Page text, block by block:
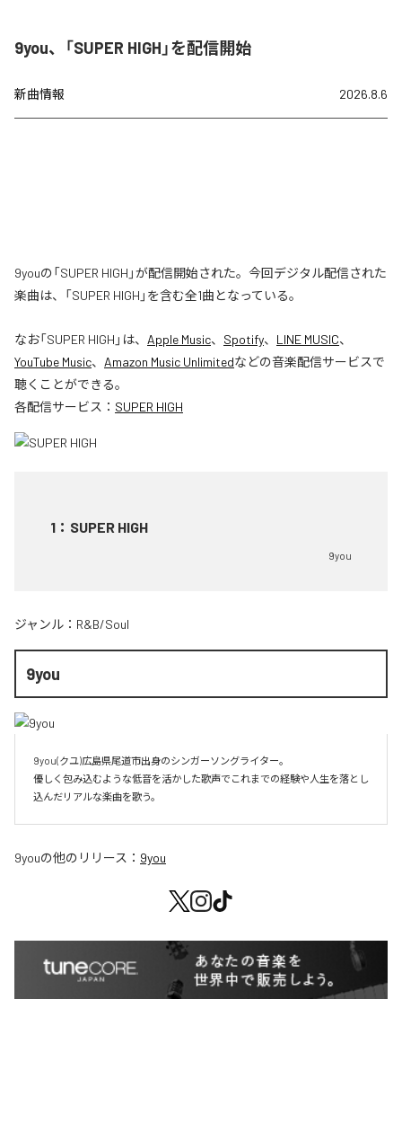
9you、「SUPER HIGH」を配信開始
新曲情報 2026.8.6
9youの「SUPER HIGH」が配信開始された。今回デジタル配信された
楽曲は、「SUPER HIGH」を含む全1曲となっている。
なお「SUPER HIGH 」は、 Apple Music、 Spotify、 LINE MUSIC、
YouTube Music、 Amazon Music Unlimitedなどの音楽配信サービスで
聴くことができる。
各配信サービス： SUPER HIGH
1 ： SUPER HIGH
9you
ジャンル： R&B/Soul
9you
9you(クユ)広島県尾道市出身のシンガーソングライター。
優しく包み込むような低音を活かした歌声でこれまでの経験や人生を落とし
込んだリアルな楽曲を歌う。
9youの他のリリース： 9you